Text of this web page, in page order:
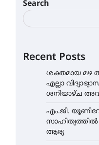
Search
Recent Posts
ശക്തമായ മഴ
എല്ലാ
ശനിയാഴ്ച
എം.ജി.
ആര്യ